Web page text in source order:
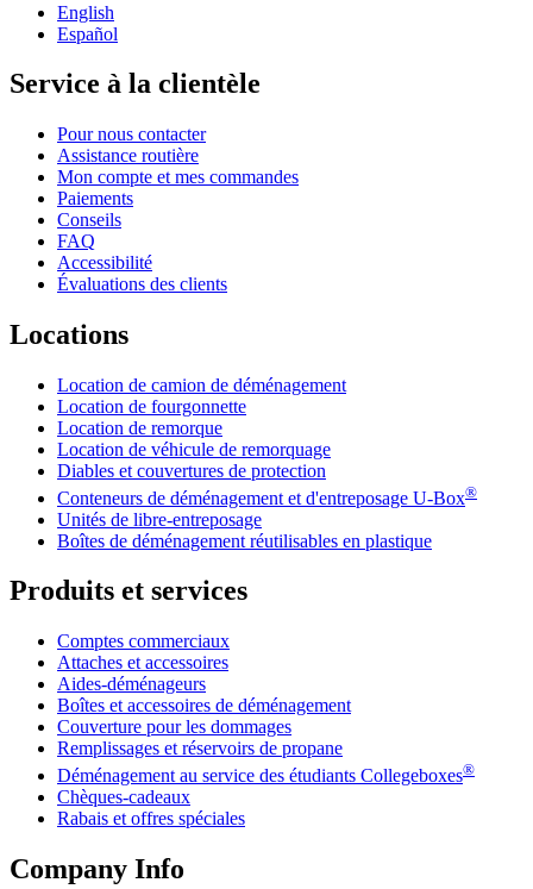
English
Español
Service à la clientèle
Pour nous contacter
Assistance routière
Mon compte et mes commandes
Paiements
Conseils
FAQ
Accessibilité
Évaluations des clients
Locations
Location de camion de déménagement
Location de fourgonnette
Location de remorque
Location de véhicule de remorquage
Diables et couvertures de protection
Conteneurs de déménagement et d'entreposage U-Box®
Unités de libre-entreposage
Boîtes de déménagement réutilisables en plastique
Produits et services
Comptes commerciaux
Attaches et accessoires
Aides-déménageurs
Boîtes et accessoires de déménagement
Couverture pour les dommages
Remplissages et réservoirs de propane
Déménagement au service des étudiants Collegeboxes®
Chèques-cadeaux
Rabais et offres spéciales
Company Info